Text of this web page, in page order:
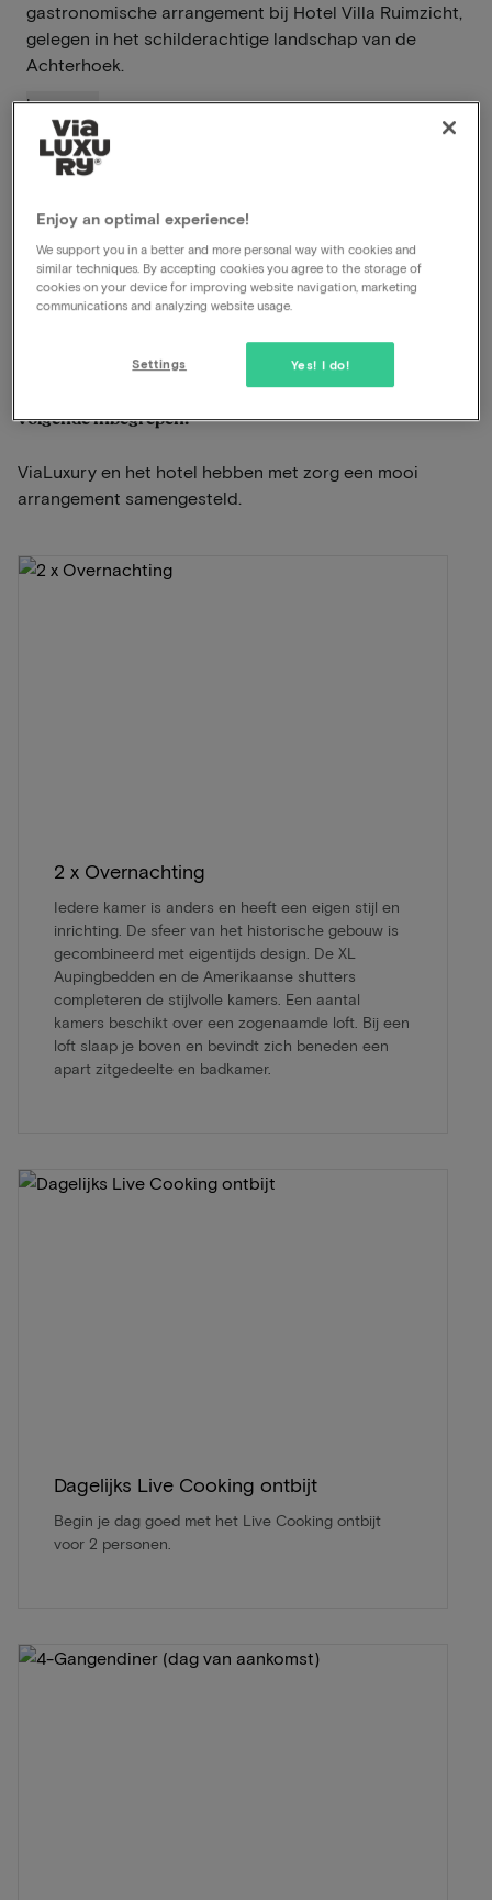
gastronomische arrangement bij Hotel Villa Ruimzicht,
gelegen in het schilderachtige landschap van de
Achterhoek.
Lees meer
Inclusief ontbijt
À-la-carterestaurant
Late check-out
Gratis parkeren
In dit arrangement voor 2 personen is het
volgende inbegrepen:
ViaLuxury en het hotel hebben met zorg een mooi
arrangement samengesteld.
2 x Overnachting
Iedere kamer is anders en heeft een eigen stijl en
inrichting. De sfeer van het historische gebouw is
gecombineerd met eigentijds design. De XL
Aupingbedden en de Amerikaanse shutters
completeren de stijlvolle kamers. Een aantal
kamers beschikt over een zogenaamde loft. Bij een
loft slaap je boven en bevindt zich beneden een
apart zitgedeelte en badkamer.
Dagelijks Live Cooking ontbijt
Begin je dag goed met het Live Cooking ontbijt
voor 2 personen.
Enjoy an optimal experience!
We support you in a better and more personal way with cookies and
similar techniques. By accepting cookies you agree to the storage of
cookies on your device for improving website navigation, marketing
communications and analyzing website usage.
Yes! I do!
Settings